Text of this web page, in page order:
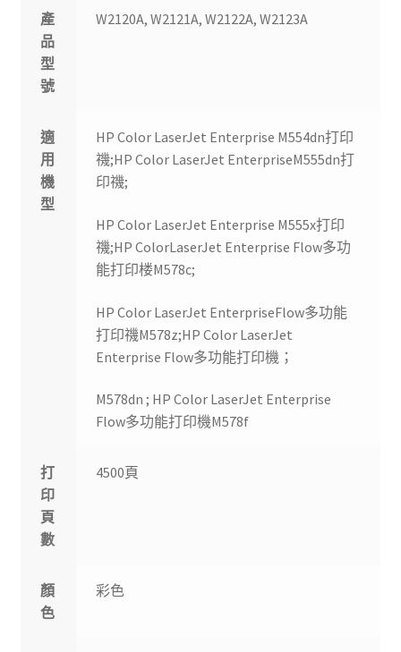
產
品
型
號
W2120A, W2121A, W2122A, W2123A
適
用
機
型
HP Color LaserJet Enterprise M554dn打印
禨;HP Color LaserJet EnterpriseM555dn打
印禨;
HP Color LaserJet Enterprise M555x打印
禨;HP ColorLaserJet Enterprise Flow多功
能打印楼M578c;
HP Color LaserJet EnterpriseFlow多功能
打印禨M578z;HP Color LaserJet
Enterprise Flow多功能打印機；
M578dn ; HP Color LaserJet Enterprise
Flow多功能打印機M578f
打
印
頁
數
4500頁
顏
色
彩色